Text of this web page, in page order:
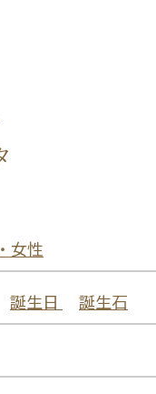
女性
誕生日 誕生石